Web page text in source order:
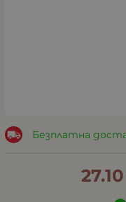
Безплатна
27.10